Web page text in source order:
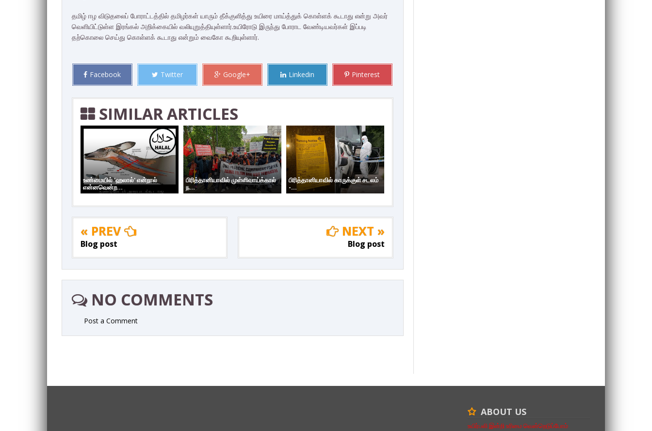
தமிழ் ஈழ விடுதலைப் போராட்டத்தில் தமிழர்கள் யாரும் தீக்குளித்து உயிரை மாய்த்துக் கொள்ளக் கூடாது என்று அவர்
வெளியிட்டுள்ள இரங்கல் அறிக்கையில் வலியுறுத்தியுள்ளார்.உயிரோடு இருந்து போராட வேண்டியவர்கள் இப்படி
தற்கொலை செய்து கொள்ளக் கூடாது என்றும் வைகோ கூறியுள்ளார்.
Facebook Twitter Google+ Linkedin Pinterest
SIMILAR ARTICLES
உண்மையில் 'ஹலால்' என்றால்
என்னவென்ற...
பிரித்தானியாவில் முள்ளிவாய்க்கால்
ந...
பிரித்தானியாவில் காருக்குள் சடலம்
-...
« PREV
Blog post
NEXT »
Blog post
NO COMMENTS
Post a Comment
ABOUT US
உயிர்பலி இன்றி உரிமை வென்றெடுப்போம்